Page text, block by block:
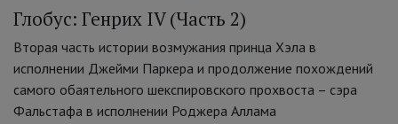
Глобус: Генрих IV (Часть 2)
Вторая часть истории возмужания принца Хэла в
исполнении Джейми Паркера и продолжение похождений
самого обаятельного шекспировского прохвоста – сэра
Фальстафа в исполнении Роджера Аллама